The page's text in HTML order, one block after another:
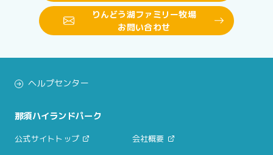
りんどう湖ファミリー牧場
お問い合わせ
ヘルプセンター
那須ハイランドパーク
公式サイトトップ 会社概要